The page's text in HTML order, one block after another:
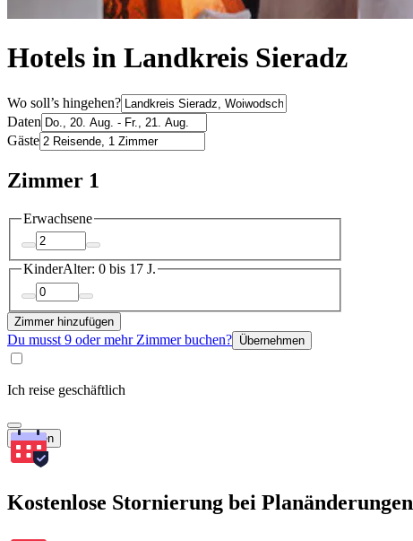
Hotels in Landkreis Sieradz
Wo soll’s hingehen?
Daten
Gäste
Zimmer 1
Erwachsene
KinderAlter: 0 bis 17 J.
Zimmer hinzufügen
Du musst 9 oder mehr Zimmer buchen? Übernehmen
Ich reise geschäftlich
Suchen
Kostenlose Stornierung bei Planänderungen